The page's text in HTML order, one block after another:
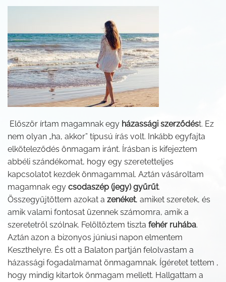
Először írtam magamnak egy házassági szerződést. Ez
nem olyan „ha, akkor” típusú írás volt. Inkább egyfajta
elköteleződés önmagam iránt. Írásban is kifejeztem
abbéli szándékomat, hogy egy szeretetteljes
kapcsolatot kezdek önmagammal. Aztán vásároltam
magamnak egy csodaszép (jegy) gyűrűt.
Összegyűjtöttem azokat a zenéket, amiket szeretek, és
amik valami fontosat üzennek számomra, amik a
szeretetről szólnak. Felöltöztem tiszta fehér ruhába.
Aztán azon a bizonyos júniusi napon elmentem
Keszthelyre. És ott a Balaton partján felolvastam a
házassági fogadalmamat önmagamnak. Ígéretet tettem ,
hogy mindig kitartok önmagam mellett. Hallgattam a